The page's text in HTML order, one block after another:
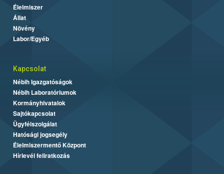
Élelmiszer
Állat
Növény
Labor/Egyéb
Kapcsolat
Nébih Igazgatóságok
Nébih Laboratóriumok
Kormányhivatalok
Sajtókapcsolat
Ügyfélszolgálat
Hatósági jogsegély
Élelmiszermentő Központ
Hírlevél feliratkozás